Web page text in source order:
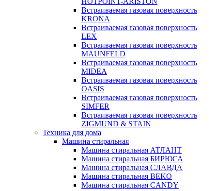
Встраиваемая газовая поверхность
KRONA
Встраиваемая газовая поверхность
LEX
Встраиваемая газовая поверхность
MAUNFELD
Встраиваемая газовая поверхность
MIDEA
Встраиваемая газовая поверхность
OASIS
Встраиваемая газовая поверхность
SIMFER
Встраиваемая газовая поверхность
ZIGMUND & STAIN
Техника для дома
Машина стиральная
Машина стиральная АТЛАНТ
Машина стиральная БИРЮСА
Машина стиральная СЛАВДА
Машина стиральная BEKO
Машина стиральная CANDY